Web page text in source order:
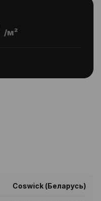
/м²
Coswick (Беларусь)